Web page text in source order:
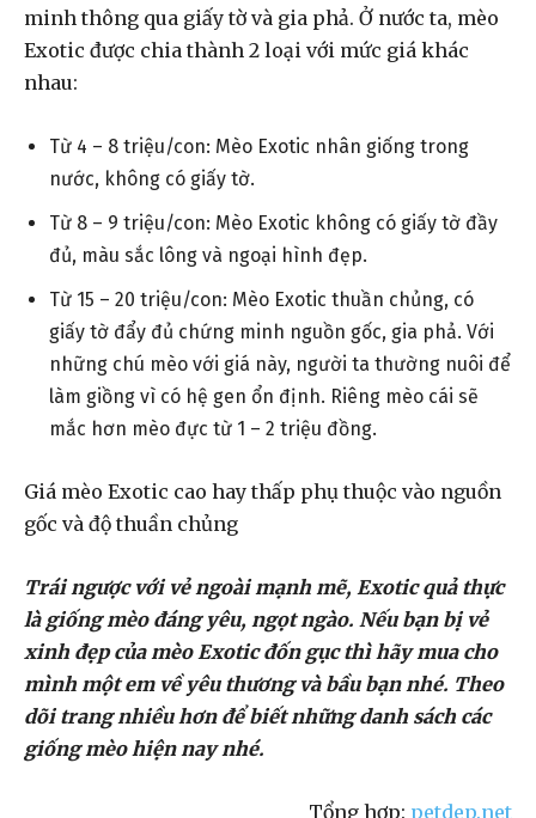
minh thông qua giấy tờ và gia phả. Ở nước ta, mèo
Exotic được chia thành 2 loại với mức giá khác
nhau:
Từ 4 – 8 triệu/con: Mèo Exotic nhân giống trong
nước, không có giấy tờ.
Từ 8 – 9 triệu/con: Mèo Exotic không có giấy tờ đầy
đủ, màu sắc lông và ngoại hình đẹp.
Từ 15 – 20 triệu/con: Mèo Exotic thuần chủng, có
giấy tờ đẩy đủ chứng minh nguồn gốc, gia phả. Với
những chú mèo với giá này, người ta thường nuôi để
làm giồng vì có hệ gen ổn định. Riêng mèo cái sẽ
mắc hơn mèo đực từ 1 – 2 triệu đồng.
Giá mèo Exotic cao hay thấp phụ thuộc vào nguồn
gốc và độ thuần chủng
Trái ngược với vẻ ngoài mạnh mẽ, Exotic quả thực
là giống mèo đáng yêu, ngọt ngào. Nếu bạn bị vẻ
xinh đẹp của mèo Exotic đốn gục thì hãy mua cho
mình một em về yêu thương và bầu bạn nhé. Theo
dõi trang nhiều hơn để biết những danh sách các
giống mèo hiện nay nhé.
Tổng hợp: petdep.net